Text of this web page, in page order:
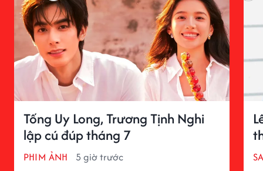
Tống Uy Long, Trương Tịnh Nghi
lập cú đúp tháng 7
PHIM ẢNH 5 giờ trước